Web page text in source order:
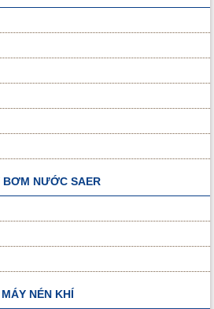
BƠM NƯỚC SAER
MÁY NÉN KHÍ